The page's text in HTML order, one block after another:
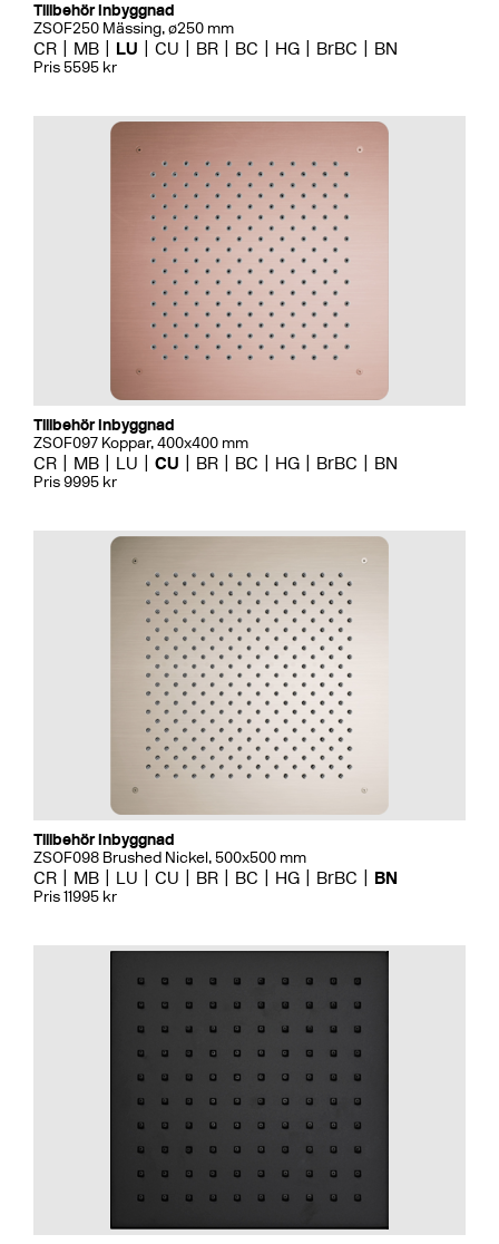
Tillbehör Inbyggnad
ZSOF250 Mässing, ø250 mm
CR MB LU CU BR BC HG BrBC BN
Pris 5595 kr
Tillbehör Inbyggnad
ZSOF097 Koppar, 400x400 mm
CR MB LU CU BR BC HG BrBC BN
Pris 9995 kr
Tillbehör Inbyggnad
ZSOF098 Brushed Nickel, 500x500 mm
CR MB LU CU BR BC HG BrBC BN
Pris 11995 kr